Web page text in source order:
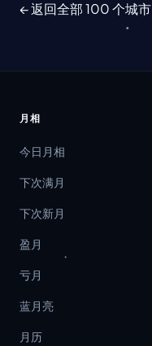
← 返回全部 100 个城市
月相
今日月相
下次满月
下次新月
盈月
亏月
蓝月亮
月历